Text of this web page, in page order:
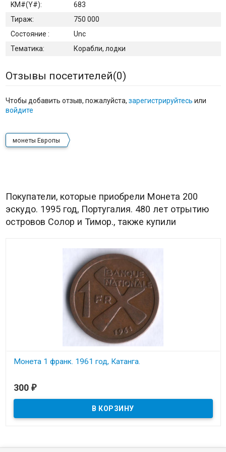
KM#(Y#):
683
Тираж:
750 000
Состояние :
Unc
Тематика:
Корабли, лодки
Отзывы посетителей(0)
Чтобы добавить отзыв, пожалуйста, зарегистрируйтесь или
войдите
монеты Европы
Покупатели, которые приобрели Монета 200
эскудо. 1995 год, Португалия. 480 лет отрытию
островов Солор и Тимор., также купили
Монета 1 франк. 1961 год, Катанга.
300 ₽